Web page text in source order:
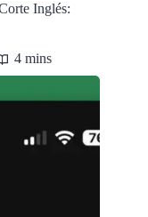
Inglés:
4 mins